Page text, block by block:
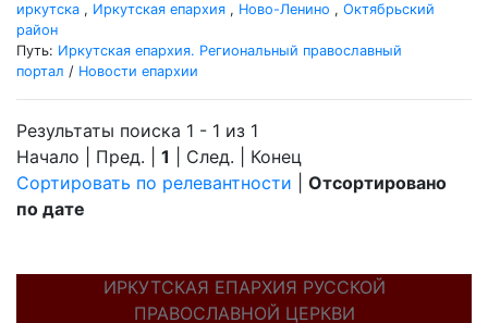
иркутска , Иркутская епархия , Ново-Ленино , Октябрьский
район
Путь: Иркутская епархия. Региональный православный
портал / Новости епархии
Результаты поиска 1 - 1 из 1
Начало | Пред. | 1 | След. | Конец
Сортировать по релевантности
Отсортировано
по дате
ИРКУТСКАЯ ЕПАРХИЯ РУССКОЙ
ПРАВОСЛАВНОЙ ЦЕРКВИ